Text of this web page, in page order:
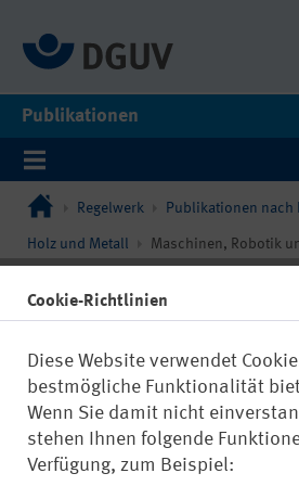
Publikationen
Regelwerk Publikationen nach
Holz und Metall Maschinen, Robotik
Cookie-Richtlinien
Diese Website verwendet
bestmögliche Funktionalität
Wenn Sie damit nicht
stehen Ihnen folgende
Verfügung, zum Beispiel: